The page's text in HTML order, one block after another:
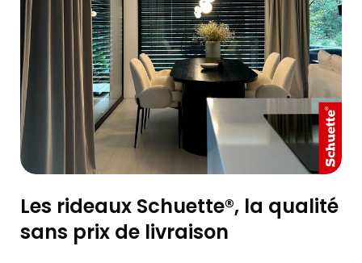
Les rideaux Schuette®, la qualité
sans prix de livraison